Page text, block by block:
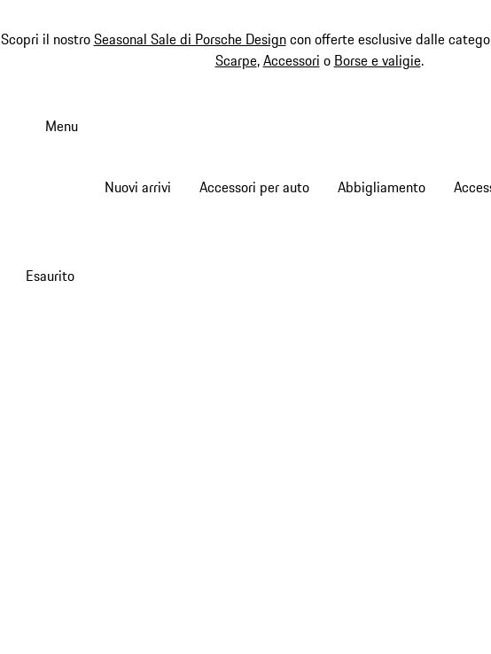
Scopri il nostroSeasonal Sale di Porsche Designcon offerte esclusive dalle
Scarpe,Accessori o Borse e valigie.
Menu
Nuovi arrivi Accessori per auto Abbigliamento
Esaurito